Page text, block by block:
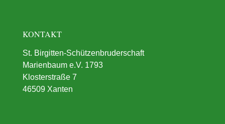
KONTAKT
St. Birgitten-Schützenbruderschaft
Marienbaum e.V. 1793
Klosterstraße 7
46509 Xanten